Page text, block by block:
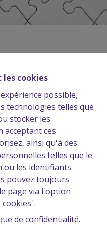
les cookies
possible,
technologies telles que
stocker les
acceptant ces
ainsi qu'à des
telles que le
ou les identifiants
pouvez toujours
page via l'option
de confidentialité.
À Louer